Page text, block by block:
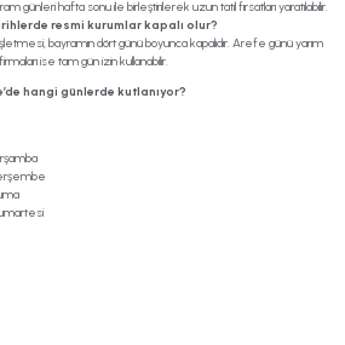
günleri hafta sonu ile birleştirilerek uzun tatil fırsatları yaratılabilir.
resmi kurumlar kapalı olur?
bayramın dört günü boyunca kapalıdır. Arefe günü yarım
ise tam gün izin kullanabilir.
hangi günlerde kutlanıyor?